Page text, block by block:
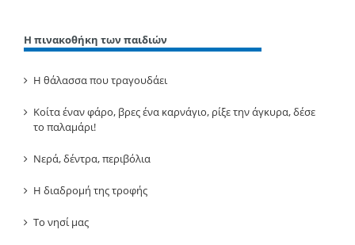
Η πινακοθήκη των παιδιών
Η θάλασσα που τραγουδάει
Κοίτα έναν φάρο, βρες ένα καρνάγιο, ρίξε την άγκυρα, δέσε
το παλαμάρι!
Νερά, δέντρα, περιβόλια
Η διαδρομή της τροφής
Το νησί μας